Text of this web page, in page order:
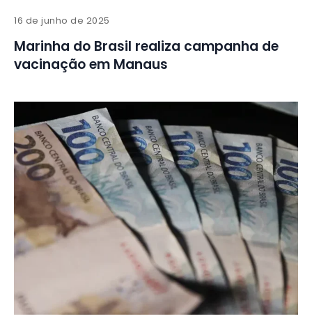
16 de junho de 2025
Marinha do Brasil realiza campanha de
vacinação em Manaus